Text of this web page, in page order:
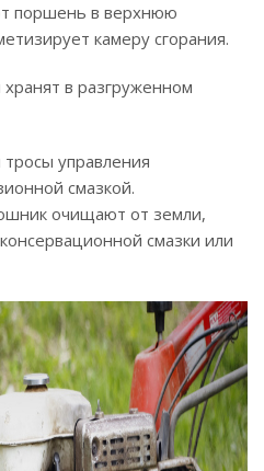
поршень в верхнюю
камеру сгорания.
в разгруженном
управления
смазкой.
очищают от земли,
смазки или